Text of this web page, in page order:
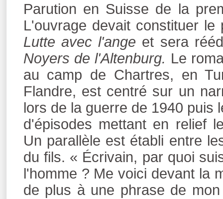
Parution en Suisse de la
L'ouvrage devait constituer
Lutte avec l'ange et sera
Noyers de l'Altenburg. Le
au camp de Chartres, en
Flandre, est centré sur un
lors de la guerre de 1940 puis
d'épisodes mettant en relief
Un parallèle est établi entre
du fils. « Écrivain, par quoi
l'homme ? Me voici devant la
de plus à une phrase de